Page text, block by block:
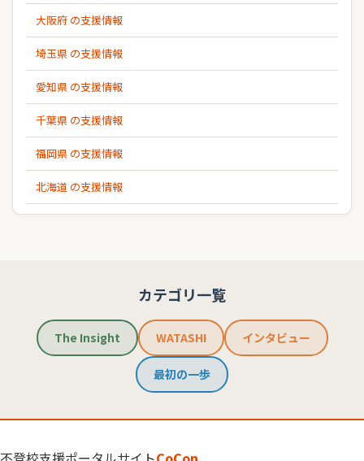
大阪府 の支援情報
埼玉県 の支援情報
愛知県 の支援情報
千葉県 の支援情報
福岡県 の支援情報
北海道 の支援情報
カテゴリ一覧
The Insight WATASHI インタビュー
最初の一歩